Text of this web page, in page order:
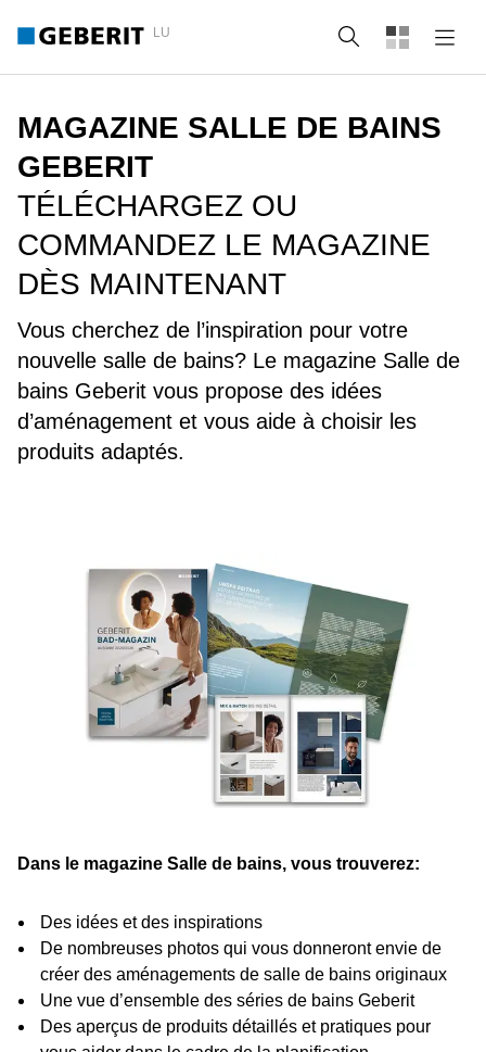
LU Recherche
MAGAZINE SALLE DE BAINS
GEBERIT
TÉLÉCHARGEZ OU
COMMANDEZ LE MAGAZINE
DÈS MAINTENANT
Vous cherchez de l’inspiration pour votre
nouvelle salle de bains? Le magazine Salle de
bains Geberit vous propose des idées
d’aménagement et vous aide à choisir les
produits adaptés.
Dans le magazine Salle de bains, vous trouverez:
Des idées et des inspirations
De nombreuses photos qui vous donneront envie de
créer des aménagements de salle de bains originaux
Une vue d’ensemble des séries de bains Geberit
Des aperçus de produits détaillés et pratiques pour